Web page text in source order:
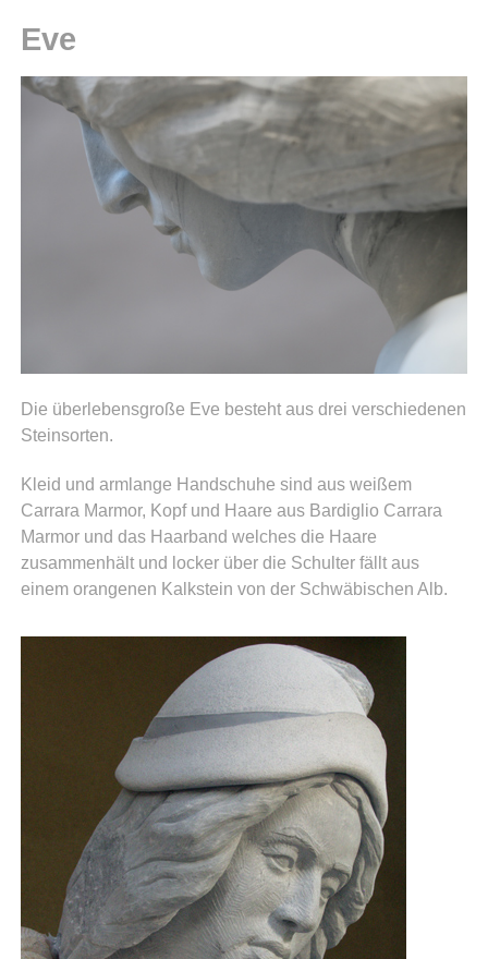
Eve
Die überlebensgroße Eve besteht aus drei verschiedenen
Steinsorten.
Kleid und armlange Handschuhe sind aus weißem
Carrara Marmor, Kopf und Haare aus Bardiglio Carrara
Marmor und das Haarband welches die Haare
zusammenhält und locker über die Schulter fällt aus
einem orangenen Kalkstein von der Schwäbischen Alb.